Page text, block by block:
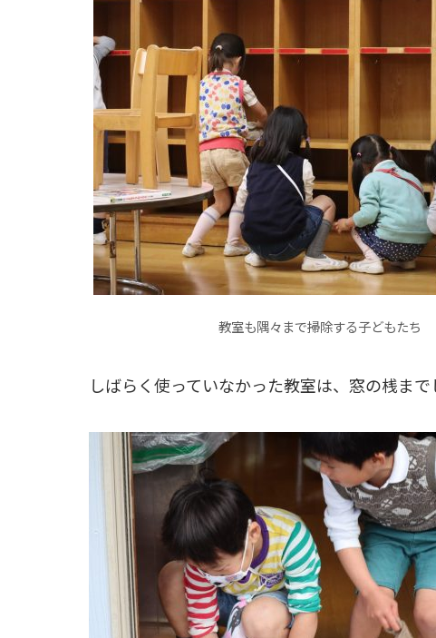
教室も隅々まで掃除する子どもたち
しばらく使っていなかった教室は、窓の桟まで